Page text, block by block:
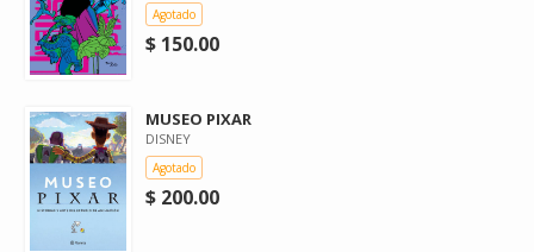
Agotado
$ 150.00
MUSEO PIXAR
DISNEY
Agotado
$ 200.00